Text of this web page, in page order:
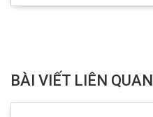
BÀI VIẾT LIÊN QUAN